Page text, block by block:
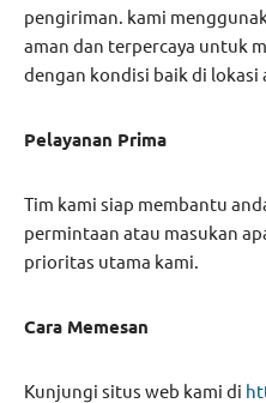
pengiriman. kami
aman dan terpercaya untuk
dengan kondisi baik di lokasi
Pelayanan Prima
Tim kami siap membantu
permintaan atau masukan
prioritas utama kami.
Cara Memesan
Kunjungi situs web kami di